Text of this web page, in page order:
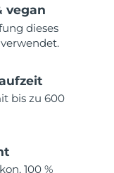
vegan
dieses
bis zu 600
100 %